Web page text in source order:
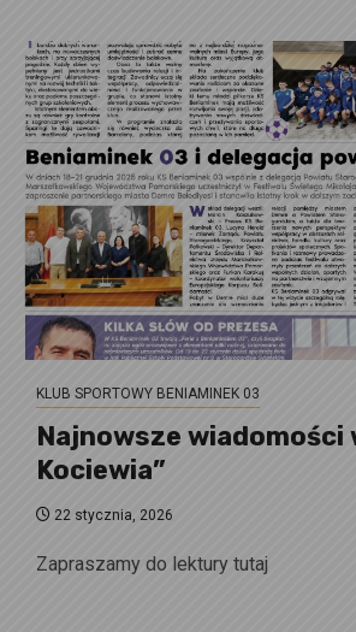
KLUB SPORTOWY BENIAMINEK 03
Najnowsze wiadomości
Kociewia”
22 stycznia, 2026
Zapraszamy do lektury tutaj